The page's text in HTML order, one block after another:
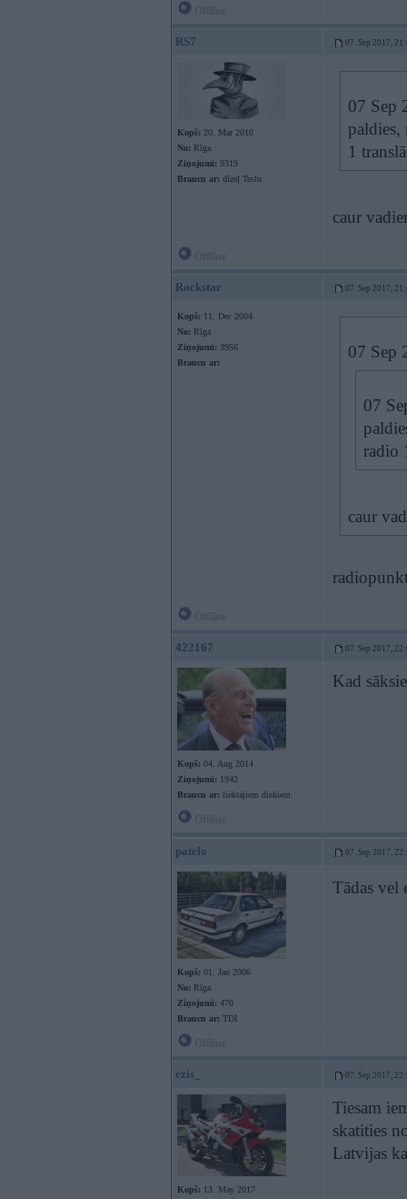
RS7 07. Sep 2017,
Kopš: 20. Mar 2010
No: Rīga
Ziņojumi: 9319
Braucu ar: dīzeļ Teslu
07 Sep
1
caur
Rockstar 07. Sep 2017,
Kopš: 11. Dec 2004
No: Rīga
Ziņojumi: 3956
Braucu ar:
07 Sep
07
radio
caur
422167 07. Sep 2017,
Kopš: 04. Aug 2014
Ziņojumi: 1942
Braucu ar: liektajiem diskiem
Kad
patelo 07. Sep 2017,
Kopš: 01. Jan 2006
No: Rīga
Ziņojumi: 470
Braucu ar: TDI
Tādas vel
ezis_ 07. Sep 2017,
Kopš: 13. May 2017
Tiesam
skatities
Latvijas